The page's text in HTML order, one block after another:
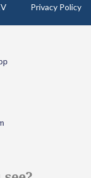
Privacy Policy